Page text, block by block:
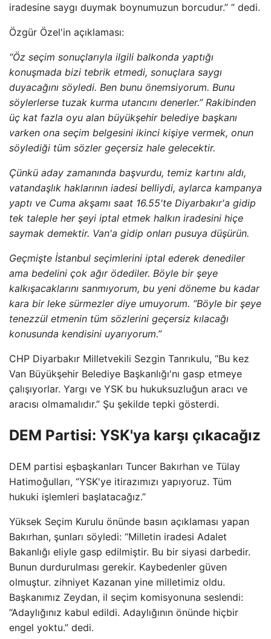
iradesine saygı duymak boynumuzun borcudur.” ” dedi.
Özgür Özel'in açıklaması:
“Öz seçim sonuçlarıyla ilgili balkonda yaptığı
konuşmada bizi tebrik etmedi, sonuçlara saygı
duyacağını söyledi. Ben bunu önemsiyorum. Bunu
söylerlerse tuzak kurma utancını denerler.” Rakibinden
üç kat fazla oyu alan büyükşehir belediye başkanı
varken ona seçim belgesini ikinci kişiye vermek, onun
söylediği tüm sözler geçersiz hale gelecektir.
Çünkü aday zamanında başvurdu, temiz kartını aldı,
vatandaşlık haklarının iadesi belliydi, aylarca kampanya
yaptı ve Cuma akşamı saat 16.55'te Diyarbakır'a gidip
tek taleple her şeyi iptal etmek halkın iradesini hiçe
saymak demektir. Van'a gidip onları pusuya düşürün.
Geçmişte İstanbul seçimlerini iptal ederek denediler
ama bedelini çok ağır ödediler. Böyle bir şeye
kalkışacaklarını sanmıyorum, bu yeni döneme bu kadar
kara bir leke sürmezler diye umuyorum. “Böyle bir şeye
tenezzül etmenin tüm sözlerini geçersiz kılacağı
konusunda kendisini uyarıyorum.”
CHP Diyarbakır Milletvekili Sezgin Tanrıkulu, “Bu kez
Van Büyükşehir Belediye Başkanlığı'nı gasp etmeye
çalışıyorlar. Yargı ve YSK bu hukuksuzluğun aracı ve
aracısı olmamalıdır.” Şu şekilde tepki gösterdi.
DEM Partisi: YSK'ya karşı çıkacağız
DEM partisi eşbaşkanları Tuncer Bakırhan ve Tülay
Hatimoğulları, “YSK'ye itirazımızı yapıyoruz. Tüm
hukuki işlemleri başlatacağız.”
Yüksek Seçim Kurulu önünde basın açıklaması yapan
Bakırhan, şunları söyledi: “Milletin iradesi Adalet
Bakanlığı eliyle gasp edilmiştir. Bu bir siyasi darbedir.
Bunun durdurulması gerekir. Kaybedenler güven
olmuştur. zihniyet Kazanan yine milletimiz oldu.
Başkanımız Zeydan, il seçim komisyonuna seslendi:
“Adaylığınız kabul edildi. Adaylığının önünde hiçbir
engel yoktu.” dedi.